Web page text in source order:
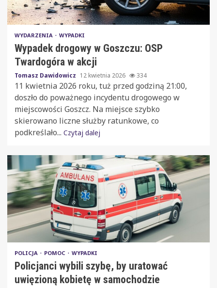
WYDARZENIA WYPADKI
Wypadek drogowy w Goszczu: OSP
Twardogóra w akcji
Tomasz Dawidowicz 12 kwietnia 2026 334
11 kwietnia 2026 roku, tuż przed godziną 21:00,
doszło do poważnego incydentu drogowego w
miejscowości Goszcz. Na miejsce szybko
skierowano liczne służby ratunkowe, co
podkreślało... Czytaj dalej
POLICJA POMOC WYPADKI
Policjanci wybili szybę, by uratować
uwięzioną kobietę w samochodzie